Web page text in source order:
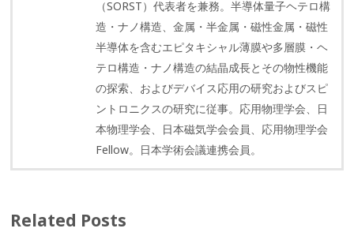
（SORST）代表者を兼務。半導体量子ヘテロ構
造・ナノ構造、金属・半金属・磁性金属・磁性
半導体を含むエピタキシャル薄膜や多層膜・ヘ
テロ構造・ナノ構造の結晶成長とその物性機能
の探索、およびデバイス応用の研究およびスピ
ントロニクスの研究に従事。応用物理学会、日
本物理学会、日本磁気学会会員、応用物理学会
Fellow。日本学術会議連携会員。
Related Posts